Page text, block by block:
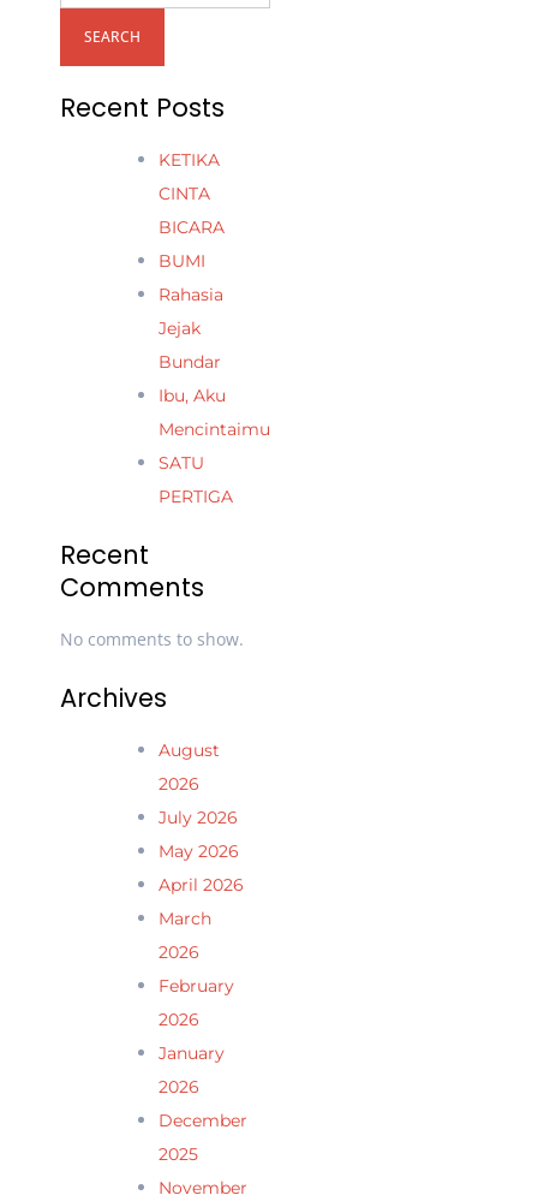
SEARCH
Recent Posts
KETIKA
CINTA
BICARA
BUMI
Rahasia
Jejak
Bundar
Ibu, Aku
Mencintaimu
SATU
PERTIGA
Recent
Comments
No comments to show.
Archives
August
2026
July 2026
May 2026
April 2026
March
2026
February
2026
January
2026
December
2025
November